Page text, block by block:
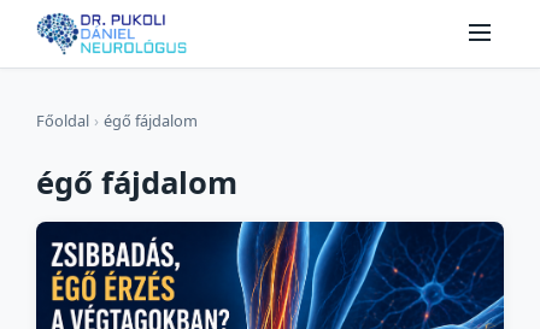
Főoldal › égő fájdalom
égő fájdalom